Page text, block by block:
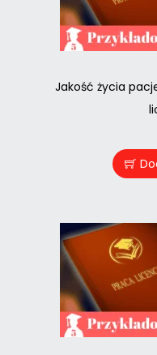
Jakość życia